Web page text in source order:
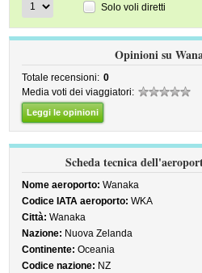
Solo voli diretti
Opinioni su
Totale recensioni: 0
Media voti dei viaggiatori:
Leggi le opinioni
Scheda tecnica
Nome aeroporto: Wanaka
Codice IATA aeroporto: WKA
Città: Wanaka
Nazione: Nuova Zelanda
Continente: Oceania
Codice nazione: NZ